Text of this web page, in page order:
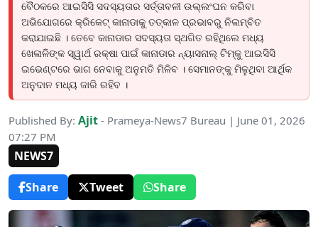
ବୈଠକରେ ଆଇସିସି ସଦସ୍ୟତାର ସର୍ତ୍ତାବଳୀ ଉଲ୍ଲଂଘନ କରିବା
ଅଭିଯୋଗରେ କ୍ରିକେଟ୍ କାନାଡାକୁ ତତ୍କାଳ ପ୍ରଭାବରୁ ନିଲମ୍ବିତ
କରାଯାଇଛି । ତେବେ କାନାଡାର ସଦସ୍ୟତା ସ୍ଥଗିତ ରହିଥିଲେ ମଧ୍ୟ
ଖେଳାଳିଙ୍କ ସ୍ୱାର୍ଥ ରକ୍ଷା ପାଇଁ କାନାଡାର ନ୍ୟାସନାଲ୍ ଟିମ୍‌କୁ ଆଇସିସି
ଇଭେଣ୍ଟରେ ଭାଗ ନେବାକୁ ଅନୁମତି ମିଳିବ । ସେମାନଙ୍କୁ ମିଳୁଥିବା ଆର୍ଥିକ
ଅନୁଦାନ ମଧ୍ୟ ଜାରି ରହିବ ।
Published By: Ajit - Prameya-News7 Bureau | June 01, 2026
07:27 PM
NEWS7
Share
Tweet Share